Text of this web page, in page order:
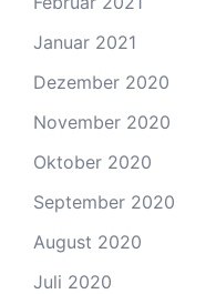
Januar 2021
Dezember 2020
November 2020
Oktober 2020
September 2020
August 2020
Juli 2020